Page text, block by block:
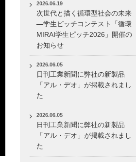
2026.06.19
次世代と描く循環型社会の未来
―学生ピッチコンテスト「循環
MIRAI学生ピッチ2026」開催の
お知らせ
2026.06.05
日刊工業新聞に弊社の新製品
「アル・デオ」が掲載されまし
た
2026.06.05
日刊工業新聞に弊社の新製品
「アル・デオ」が掲載されまし
た